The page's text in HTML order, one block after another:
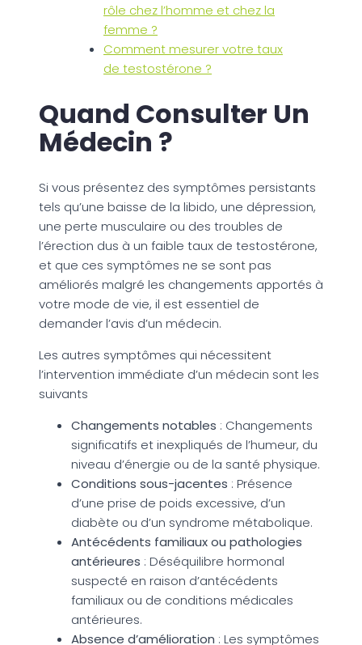
rôle chez l’homme et chez la
femme ?
Comment mesurer votre taux
de testostérone ?
Quand Consulter Un
Médecin ?
Si vous présentez des symptômes persistants
tels qu’une baisse de la libido, une dépression,
une perte musculaire ou des troubles de
l’érection dus à un faible taux de testostérone,
et que ces symptômes ne se sont pas
améliorés malgré les changements apportés à
votre mode de vie, il est essentiel de
demander l’avis d’un médecin.
Les autres symptômes qui nécessitent
l’intervention immédiate d’un médecin sont les
suivants
Changements notables : Changements
significatifs et inexpliqués de l’humeur, du
niveau d’énergie ou de la santé physique.
Conditions sous-jacentes : Présence
d’une prise de poids excessive, d’un
diabète ou d’un syndrome métabolique.
Antécédents familiaux ou pathologies
antérieures : Déséquilibre hormonal
suspecté en raison d’antécédents
familiaux ou de conditions médicales
antérieures.
Absence d’amélioration : Les symptômes